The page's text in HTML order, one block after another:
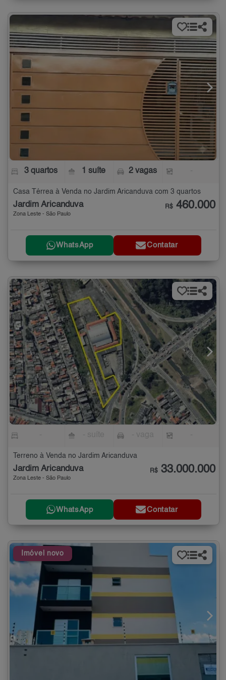
3 quartos 1 suíte 2 vagas
Casa Térrea à Venda no Jardim Aricanduva com 3 quartos
Jardim Aricanduva
Zona Leste - São Paulo
R$ 460.000
WhatsApp Contatar
Terreno à Venda no Jardim Aricanduva
Jardim Aricanduva
Zona Leste - São Paulo
R$ 33.000.000
WhatsApp Contatar
Imóvel novo